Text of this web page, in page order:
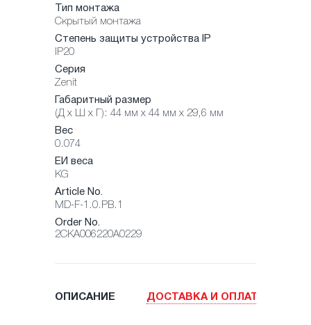
Тип монтажа
Скрытый монтажа
Степень защиты устройства IP
IP20
Серия
Zenit
Габаритный размер
(Д х Ш х Г): 44 мм x 44 мм x 29,6 мм
Вес
0.074
ЕИ веса
KG
Article No.
MD-F-1.0.PB.1
Order No.
2CKA006220A0229
ОПИСАНИЕ ДОСТАВКА И ОПЛАТА